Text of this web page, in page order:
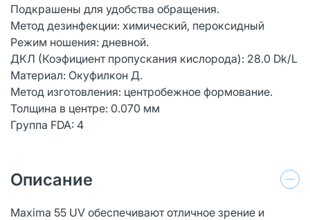
Подкрашены для удобства обращения.
Метод дезинфекции: химический, пероксидный
Режим ношения: дневной.
ДКЛ (Коэфициент пропускания кислорода): 28.0 Dk/L
Материал: Окуфилкон Д.
Метод изготовления: центробежное формование.
Толщина в центре: 0.070 мм
Группа FDA: 4
Описание
Maxima 55 UV обеспечивают отличное зрение и